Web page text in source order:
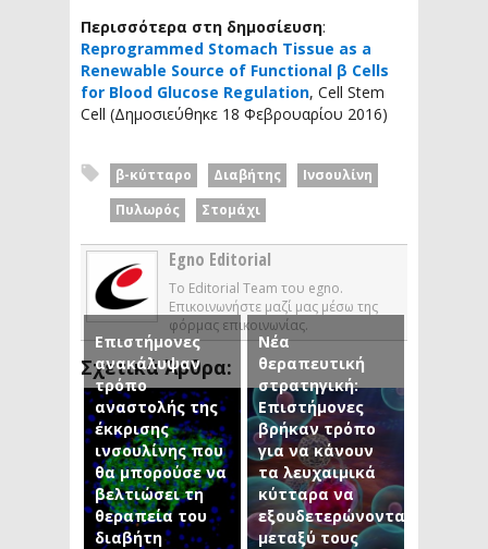
Περισσότερα στη δημοσίευση:
Reprogrammed Stomach Tissue as a
Renewable Source of Functional β Cells
for Blood Glucose Regulation, Cell Stem
Cell (Δημοσιεύθηκε 18 Φεβρουαρίου 2016)
β-κύτταρο Διαβήτης
Ινσουλίνη
Πυλωρός
Στομάχι
Egno Editorial
Το Editorial Team του egno.
Επικοινωνήστε μαζί μας μέσω της
φόρμας επικοινωνίας.
Σχετικά Άρθρα:
Επιστήμονες
ανακάλυψαν
τρόπο
αναστολής της
έκκρισης
ινσουλίνης που
θα μπορούσε να
βελτιώσει τη
θεραπεία του
διαβήτη
Νέα
θεραπευτική
στρατηγική:
Επιστήμονες
βρήκαν τρόπο
για να κάνουν
τα λευχαιμικά
κύτταρα να
εξουδετερώνονται
μεταξύ τους